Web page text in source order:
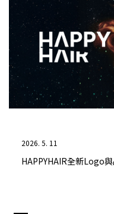
2026. 5. 11
HAPPYHAIR全新Logo